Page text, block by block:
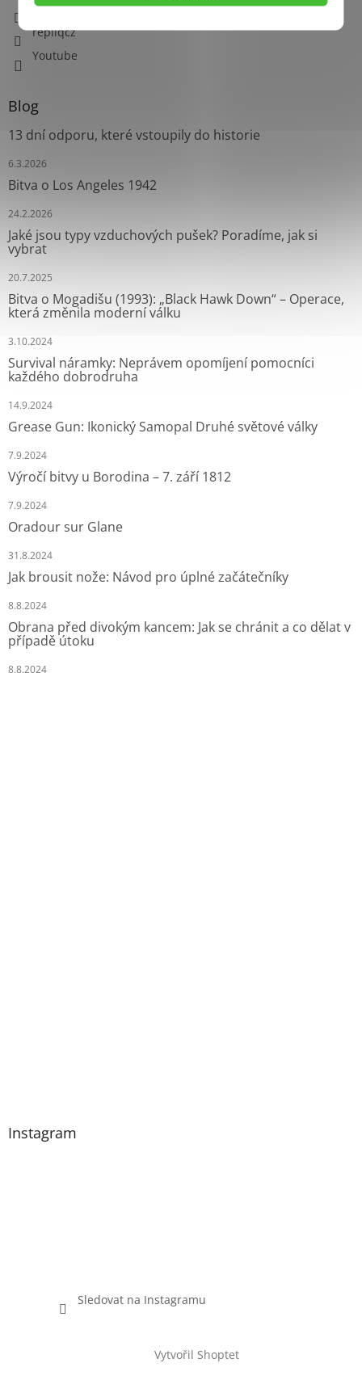
Facebook
repliqcz
Youtube
Blog
13 dní odporu, které vstoupily do historie
6.3.2026
Bitva o Los Angeles 1942
24.2.2026
Jaké jsou typy vzduchových pušek? Poradíme, jak si
vybrat
20.7.2025
Bitva o Mogadišu (1993): „Black Hawk Down“ – Operace,
která změnila moderní válku
3.10.2024
Survival náramky: Neprávem opomíjení pomocníci
každého dobrodruha
14.9.2024
Grease Gun: Ikonický Samopal Druhé světové války
7.9.2024
Výročí bitvy u Borodina – 7. září 1812
7.9.2024
Oradour sur Glane
31.8.2024
Jak brousit nože: Návod pro úplné začátečníky
8.8.2024
Obrana před divokým kancem: Jak se chránit a co dělat v
případě útoku
8.8.2024
Instagram
Sledovat na Instagramu
Vytvořil Shoptet